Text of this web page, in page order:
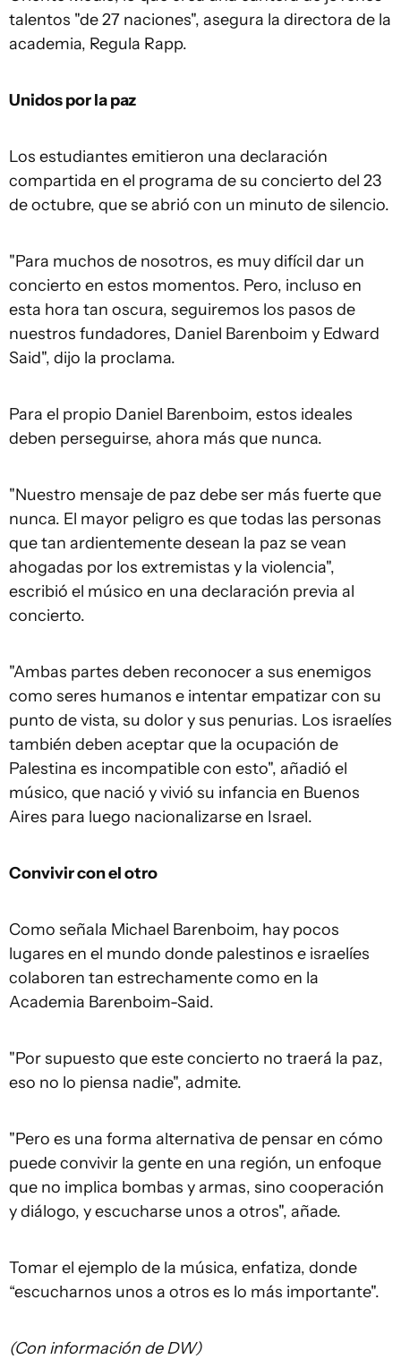
talentos "de 27 naciones", asegura la directora de la
academia, Regula Rapp.
Unidos por la paz
Los estudiantes emitieron una declaración
compartida en el programa de su concierto del 23
de octubre, que se abrió con un minuto de silencio.
"Para muchos de nosotros, es muy difícil dar un
concierto en estos momentos. Pero, incluso en
esta hora tan oscura, seguiremos los pasos de
nuestros fundadores, Daniel Barenboim y Edward
Said", dijo la proclama.
Para el propio Daniel Barenboim, estos ideales
deben perseguirse, ahora más que nunca.
"Nuestro mensaje de paz debe ser más fuerte que
nunca. El mayor peligro es que todas las personas
que tan ardientemente desean la paz se vean
ahogadas por los extremistas y la violencia",
escribió el músico en una declaración previa al
concierto.
"Ambas partes deben reconocer a sus enemigos
como seres humanos e intentar empatizar con su
punto de vista, su dolor y sus penurias. Los israelíes
también deben aceptar que la ocupación de
Palestina es incompatible con esto", añadió el
músico, que nació y vivió su infancia en Buenos
Aires para luego nacionalizarse en Israel.
Convivir con el otro
Como señala Michael Barenboim, hay pocos
lugares en el mundo donde palestinos e israelíes
colaboren tan estrechamente como en la
Academia Barenboim-Said.
"Por supuesto que este concierto no traerá la paz,
eso no lo piensa nadie", admite.
"Pero es una forma alternativa de pensar en cómo
puede convivir la gente en una región, un enfoque
que no implica bombas y armas, sino cooperación
y diálogo, y escucharse unos a otros", añade.
Tomar el ejemplo de la música, enfatiza, donde
“escucharnos unos a otros es lo más importante".
(Con información de DW)